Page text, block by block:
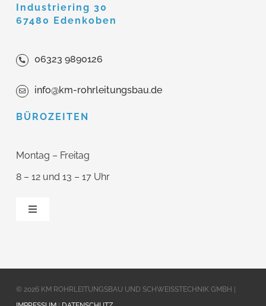
Industriering 30
67480 Edenkoben
06323 9890126
info@km-rohrleitungsbau.de
BÜROZEITEN
Montag – Freitag
8 – 12 und 13 – 17 Uhr
Toggle
© 2026 KM ROHRLEITUNGSBAU UND SCHWEISSTECHNIK GMBH |